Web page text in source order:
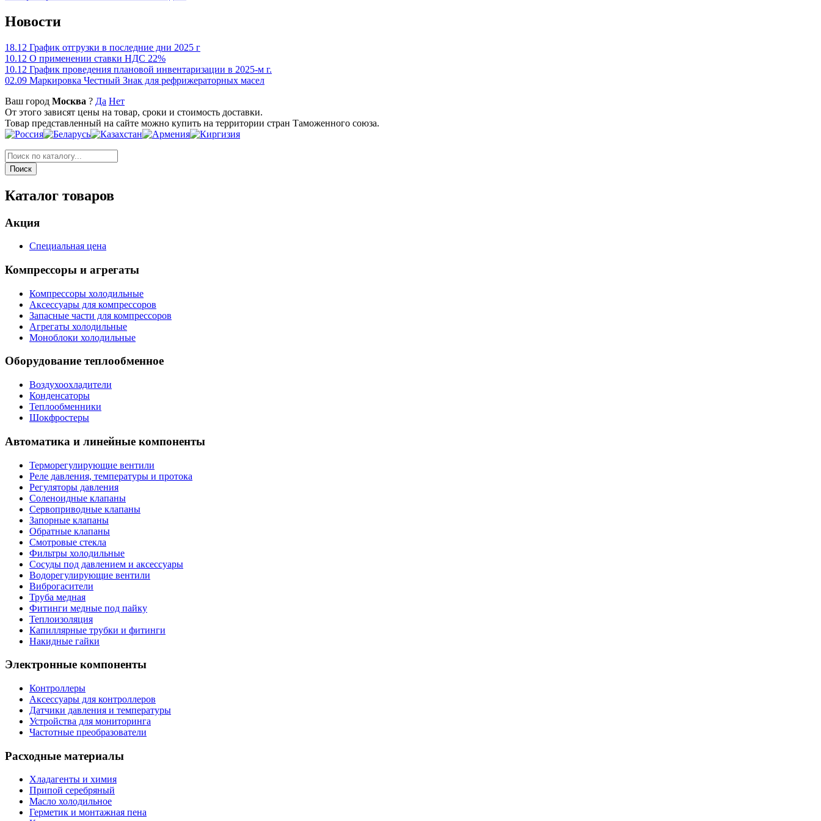
Новости
18.12 График отгрузки в последние дни 2025 г
10.12 О применении ставки НДС 22%
10.12 График проведения плановой инвентаризации в 2025-м г.
02.09 Маркировка Честный Знак для рефрижераторных масел
Ваш город Москва ? Да Нет
От этого зависят цены на товар, сроки и стоимость доставки.
Товар представленный на сайте можно купить на территории стран Таможенного союза.
Каталог товаров
Акция
Специальная цена
Компрессоры и агрегаты
Компрессоры холодильные
Аксессуары для компрессоров
Запасные части для компрессоров
Агрегаты холодильные
Моноблоки холодильные
Оборудование теплообменное
Воздухоохладители
Конденсаторы
Теплообменники
Шокфростеры
Автоматика и линейные компоненты
Терморегулирующие вентили
Реле давления, температуры и протока
Регуляторы давления
Соленоидные клапаны
Сервоприводные клапаны
Запорные клапаны
Обратные клапаны
Смотровые стекла
Фильтры холодильные
Сосуды под давлением и аксессуары
Водорегулирующие вентили
Виброгасители
Труба медная
Фитинги медные под пайку
Теплоизоляция
Капиллярные трубки и фитинги
Накидные гайки
Электронные компоненты
Контроллеры
Аксессуары для контроллеров
Датчики давления и температуры
Устройства для мониторинга
Частотные преобразователи
Расходные материалы
Хладагенты и химия
Припой серебряный
Масло холодильное
Герметик и монтажная пена